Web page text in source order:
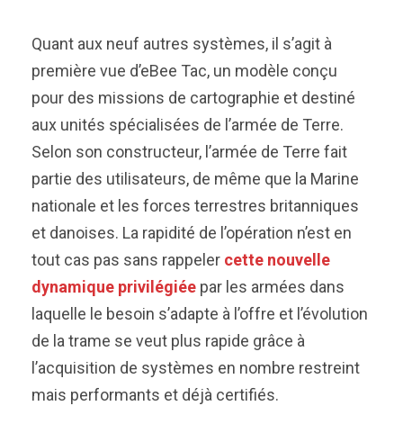
Quant aux neuf autres systèmes, il s’agit à
première vue d’eBee Tac, un modèle conçu
pour des missions de cartographie et destiné
aux unités spécialisées de l’armée de Terre.
Selon son constructeur, l’armée de Terre fait
partie des utilisateurs, de même que la Marine
nationale et les forces terrestres britanniques
et danoises. La rapidité de l’opération n’est en
tout cas pas sans rappeler cette nouvelle
dynamique privilégiée par les armées dans
laquelle le besoin s’adapte à l’offre et l’évolution
de la trame se veut plus rapide grâce à
l’acquisition de systèmes en nombre restreint
mais performants et déjà certifiés.